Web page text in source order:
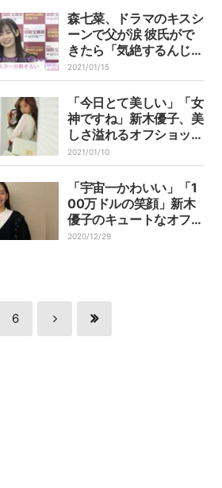
森七菜、ドラマのキスシ
ーンで父が涙 彼氏がで
きたら「気絶するんじゃ
ないかな」
2021/01/15
「今日とて美しい」「女
神ですね」新木優子、美
しさ溢れるオフショット
にファン絶賛
2021/01/10
「宇宙一かわいい」「1
00万ドルの笑顔」新木
優子のキュートなオフシ
ョット動画に称賛の声
2020/12/29
6